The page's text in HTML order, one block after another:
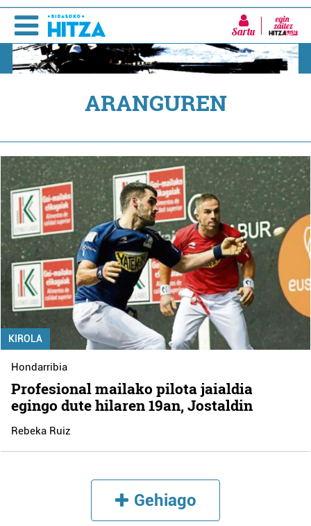
Sartu
ARANGUREN
KIROLA
Hondarribia
Profesional mailako pilota jaialdia
egingo dute hilaren 19an, Jostaldin
Rebeka Ruiz
Gehiago